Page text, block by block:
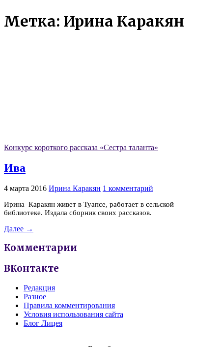
Метка: Ирина Каракян
Конкурс короткого рассказа «Сестра таланта»
Ива
4 марта 2016 Ирина Каракян 1 комментарий
Ирина Каракян живет в Туапсе, работает в сельской
библиотеке. Издала сборник своих рассказов.
Далее →
Комментарии
ВКонтакте
Редакция
Разное
Правила комментирования
Условия использования сайта
Блог Лицея